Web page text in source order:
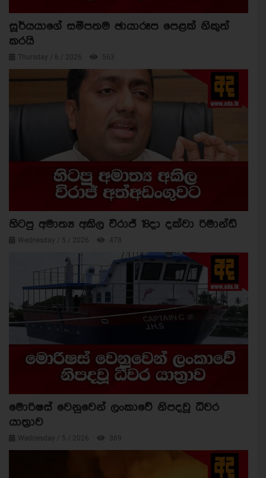
සූර්යයාගේ සමීපතම ඡායාරූප පෙළක් නිකුත්
කරයි
Thursday / 6 / 2026 563
හිටපු අමාත්‍ය අකිල විරාජ් 18දා දක්වා රිමාන්ඩ්
Wednesday / 5 / 2026 478
මොරිෂස් වෙනුවෙන් ලංකාවේ නිපදවූ ධීවර
යාත්‍රාව
Wednesday / 5 / 2026 369